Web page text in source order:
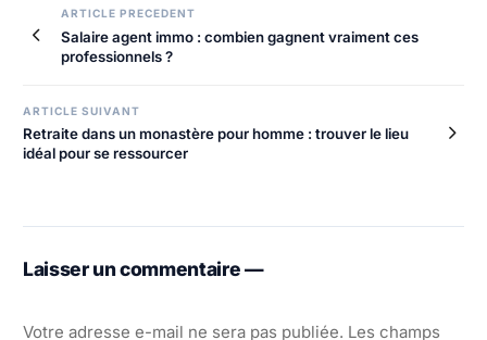
Navigation
de
l’article
ARTICLE PRECEDENT
Salaire agent immo : combien gagnent vraiment ces
professionnels ?
ARTICLE SUIVANT
Retraite dans un monastère pour homme : trouver le lieu
idéal pour se ressourcer
Laisser un commentaire —
Votre adresse e-mail ne sera pas publiée. Les champs